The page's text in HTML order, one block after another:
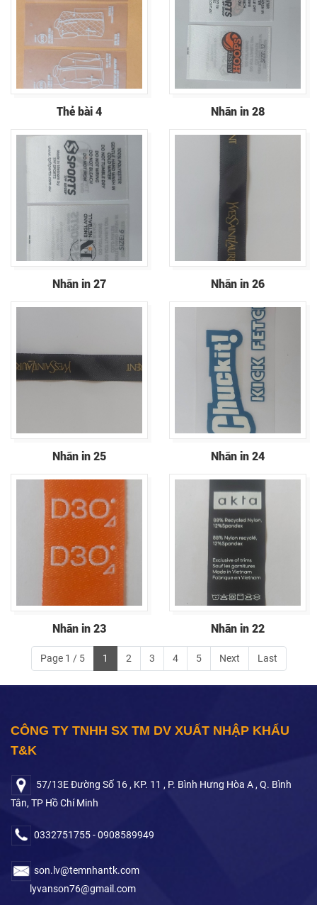
Thẻ bài 4 Nhãn in 28
Nhãn in 27 Nhãn in 26
Nhãn in 25 Nhãn in 24
Nhãn in 23 Nhãn in 22
Page 1 / 5 1 2 3 4 5 Next Last
CÔNG TY TNHH SX TM DV XUẤT NHẬP KHẨU
T&K
57/13E Đường Số 16 , KP. 11 , P. Bình Hưng Hòa A , Q. Bình
Tân, TP Hồ Chí Minh
0332751755 - 0908589949
son.lv@temnhantk.com
lyvanson76@gmail.com